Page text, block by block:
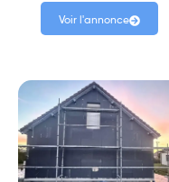
Voir l'annonce